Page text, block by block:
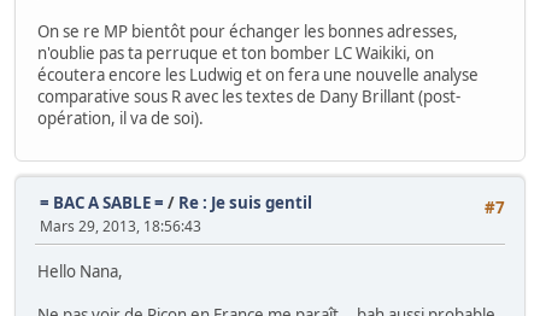
On se re MP bientôt pour échanger les bonnes adresses,
n'oublie pas ta perruque et ton bomber LC Waikiki, on
écoutera encore les Ludwig et on fera une nouvelle analyse
comparative sous R avec les textes de Dany Brillant (post-
opération, il va de soi).
#7
= BAC A SABLE = / Re : Je suis gentil
Mars 29, 2013, 18:56:43
Hello Nana,